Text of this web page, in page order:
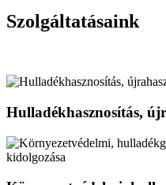
Szolgáltatásaink
Hulladékhasznosítás,